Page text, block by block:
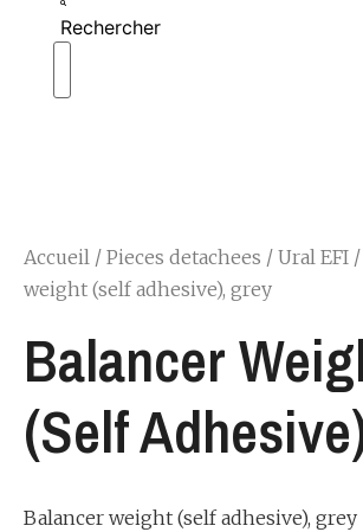
Rechercher
Accueil / Pieces detachees / Ural EFI
weight (self adhesive), grey
Balancer
(self
Balancer weight (self adhesive), grey